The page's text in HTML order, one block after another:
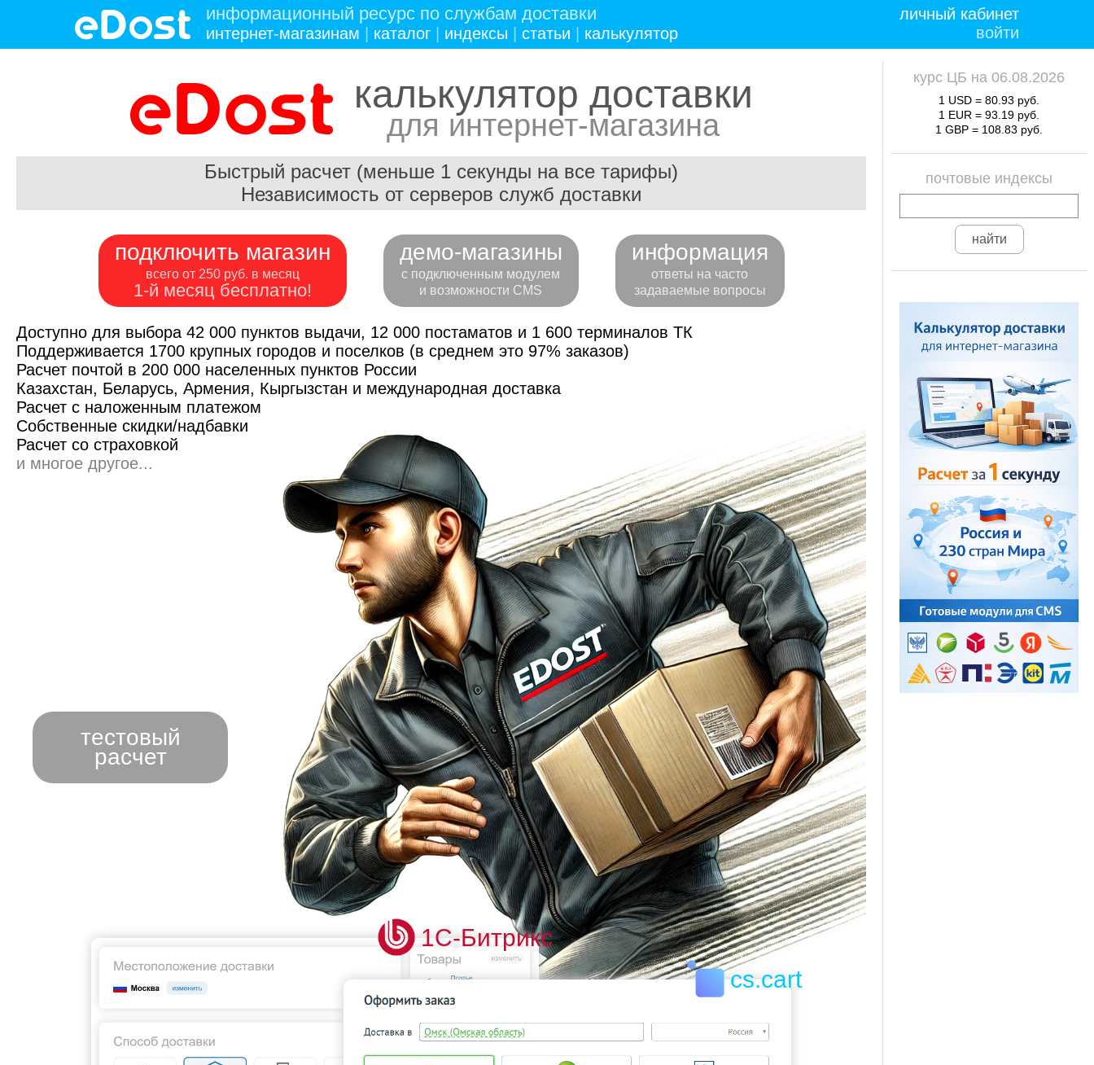
личный кабинет
войти
информационный ресурс по службам доставки
интернет-магазинам каталог индексы статьи калькулятор
калькулятор доставки
для интернет-магазина
Быстрый расчет (меньше 1 секунды на все тарифы)
Независимость от серверов служб доставки
подключить магазин
всего от 250 руб. в месяц
1-й месяц бесплатно!
демо-магазины
с подключенным модулем
и возможности CMS
информация
ответы на часто
задаваемые вопросы
Доступно для выбора 42 000 пунктов выдачи, 12 000 постаматов и 1 600 терминалов ТК
Поддерживается 1700 крупных городов и поселков (в среднем это 97% заказов)
Расчет почтой в 200 000 населенных пунктов России
Казахстан, Беларусь, Армения, Кыргызстан и международная доставка
Расчет с наложенным платежом
Собственные скидки/надбавки
Расчет со страховкой
и многое другое...
тестовый
расчет
1С-Битрикс
cs.cart
курс ЦБ на 06.08.2026
1 USD = 80.93 руб.
1 EUR = 93.19 руб.
1 GBP = 108.83 руб.
почтовые индексы